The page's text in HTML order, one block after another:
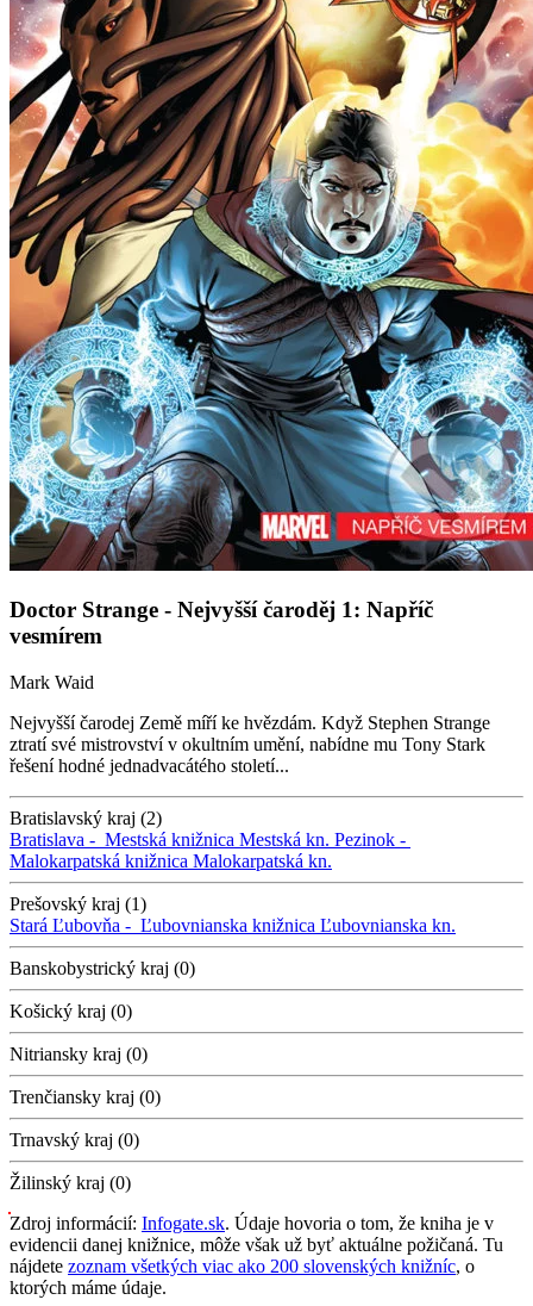
Doctor Strange - Nejvyšší čaroděj 1: Napříč
vesmírem
Mark Waid
Nejvyšší čarodej Země míří ke hvězdám. Když Stephen Strange
ztratí své mistrovství v okultním umění, nabídne mu Tony Stark
řešení hodné jednadvacátého století...
Bratislavský kraj (2)
Bratislava - Mestská knižnica Mestská kn. Pezinok -
Malokarpatská knižnica Malokarpatská kn.
Prešovský kraj (1)
Stará Ľubovňa - Ľubovnianska knižnica Ľubovnianska kn.
Banskobystrický kraj (0)
Košický kraj (0)
Nitriansky kraj (0)
Trenčiansky kraj (0)
Trnavský kraj (0)
Žilinský kraj (0)
Zdroj informácií: Infogate.sk. Údaje hovoria o tom, že kniha je v
evidencii danej knižnice, môže však už byť aktuálne požičaná. Tu
nájdete zoznam všetkých viac ako 200 slovenských knižníc, o
ktorých máme údaje.